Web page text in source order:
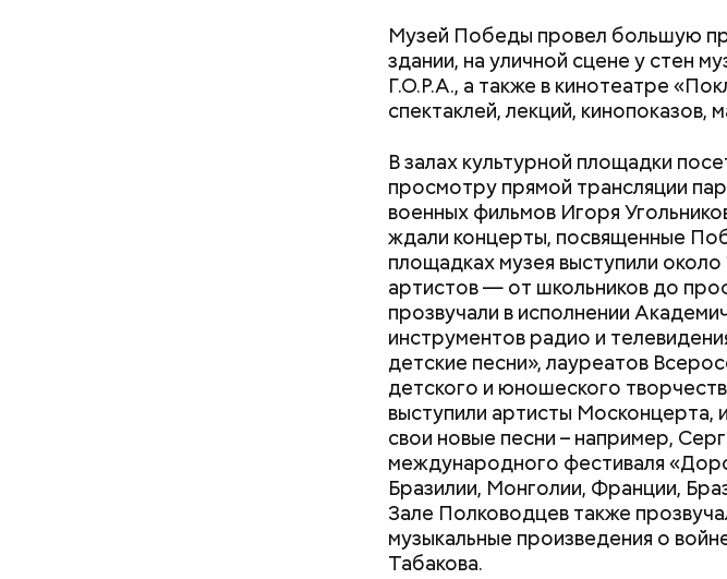
Музей Победы провел большую
здании, на уличной сцене у стен
Г.О.Р.А., а также в кинотеатре
спектаклей, лекций, кинопоказов,
В залах культурной площадки
просмотру прямой трансляции
военных фильмов Игоря
ждали концерты, посвященные
площадках музея выступили
артистов — от школьников до
прозвучали в исполнении
инструментов радио и
детские песни», лауреатов
детского и юношеского
выступили артисты Москонцерта,
свои новые песни – например,
международного фестиваля
Бразилии, Монголии, Франции,
Зале Полководцев также
музыкальные произведения о
Табакова.
Мастерские и лаборатории
больше напоминают реальные
учебные помещения.
Во время экскурсии школьники
числе в Москве 1920-1930-х
и Владимира Маяковского, в
домами в камуфляжной
хромакей в Европе.
Хотела спасти малыша:
мать и сын погибли при
падении из окна в